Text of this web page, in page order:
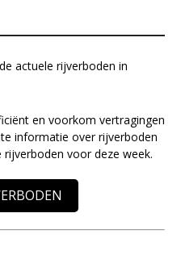
actuele rijverboden in
en voorkom vertragingen
informatie over rijverboden
voor deze week.